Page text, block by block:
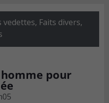
vedettes, Faits divers,
homme pour